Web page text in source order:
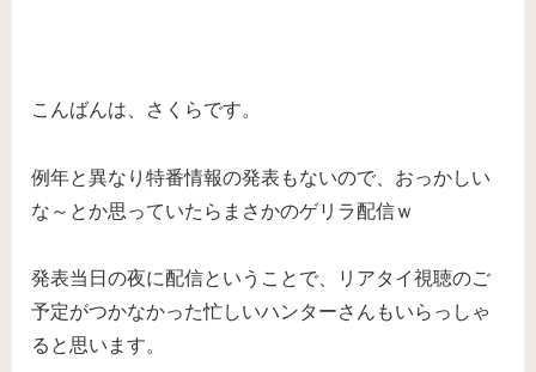
こんばんは、さくらです。
例年と異なり特番情報の発表もないので、おっかしい
な～とか思っていたらまさかのゲリラ配信ｗ
発表当日の夜に配信ということで、リアタイ視聴のご
予定がつかなかった忙しいハンターさんもいらっしゃ
ると思います。